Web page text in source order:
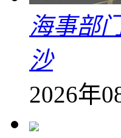
海事部
沙
2026年